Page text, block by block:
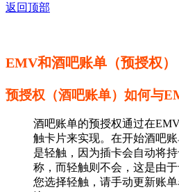
返回顶部
EMV和酒吧账单（预授权）
预授权（酒吧账单）如何与
酒吧账单的预授权通过在
触卡片来实现。在开始酒吧
是轻触，因为插卡会自动将
称，而轻触则不会，这是由
您选择轻触，请手动更新账